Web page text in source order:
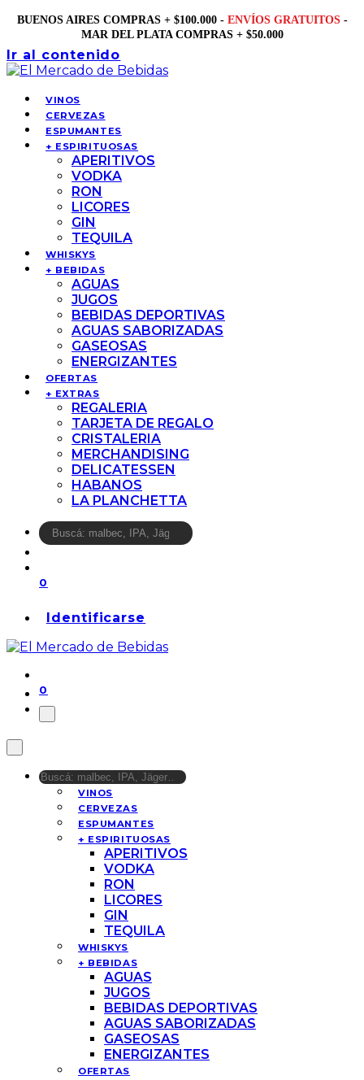
BUENOS AIRES COMPRAS + $100.000 - ENVÍOS GRATUITOS -
MAR DEL PLATA COMPRAS + $50.000
Ir al contenido
VINOS
CERVEZAS
ESPUMANTES
+ ESPIRITUOSAS
APERITIVOS
VODKA
RON
LICORES
GIN
TEQUILA
WHISKYS
+ BEBIDAS
AGUAS
JUGOS
BEBIDAS DEPORTIVAS
AGUAS SABORIZADAS
GASEOSAS
ENERGIZANTES
OFERTAS
+ EXTRAS
REGALERIA
TARJETA DE REGALO
CRISTALERIA
MERCHANDISING
DELICATESSEN
HABANOS
LA PLANCHETTA
0
Identificarse
0
VINOS
CERVEZAS
ESPUMANTES
+ ESPIRITUOSAS
APERITIVOS
VODKA
RON
LICORES
GIN
TEQUILA
WHISKYS
+ BEBIDAS
AGUAS
JUGOS
BEBIDAS DEPORTIVAS
AGUAS SABORIZADAS
GASEOSAS
ENERGIZANTES
OFERTAS